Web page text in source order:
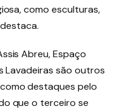
como esculturas,
Abreu, Espaço
Lavadeiras são outros
destaques pelo
que o terceiro se